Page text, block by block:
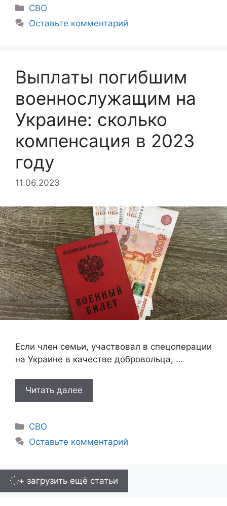
Рубрики
СВО
Оставьте комментарий
Выплаты погибшим
военнослужащим на
Украине: сколько
компенсация в 2023
году
11.06.2023
Если член семьи, участвовал в спецоперации
на Украине в качестве добровольца, …
Читать далее
Рубрики
СВО
Оставьте комментарий
+ загрузить ещё статьи